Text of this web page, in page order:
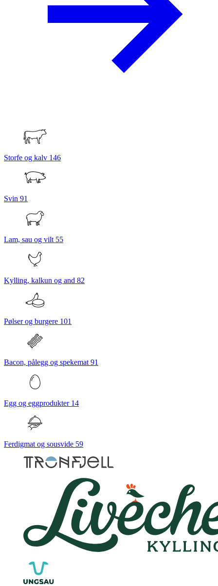
Storfe og kalv 146
Svin 91
Lam, sau og vilt 55
Kylling, kalkun og and 82
Pølser og burgere 101
Bacon, pålegg og spekemat 91
Egg og eggprodukter 14
Ferdigmat og sousvide 59